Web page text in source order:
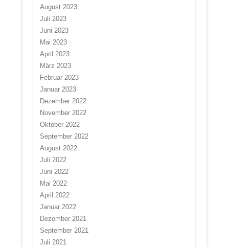
August 2023
Juli 2023
Juni 2023
Mai 2023
April 2023
März 2023
Februar 2023
Januar 2023
Dezember 2022
November 2022
Oktober 2022
September 2022
August 2022
Juli 2022
Juni 2022
Mai 2022
April 2022
Januar 2022
Dezember 2021
September 2021
Juli 2021